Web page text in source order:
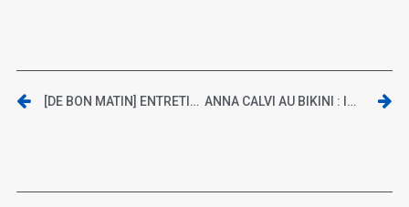
[DE BON MATIN] ENTRETIEN AVEC JEAN-MARC MOUTOUT ANNA CALVI AU BIKINI : INTERVIEW ET LIVE REPORT